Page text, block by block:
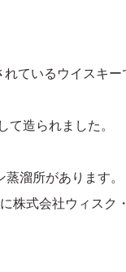
ているウイスキー
造られました。
溜所があります。
株式会社ウィスク